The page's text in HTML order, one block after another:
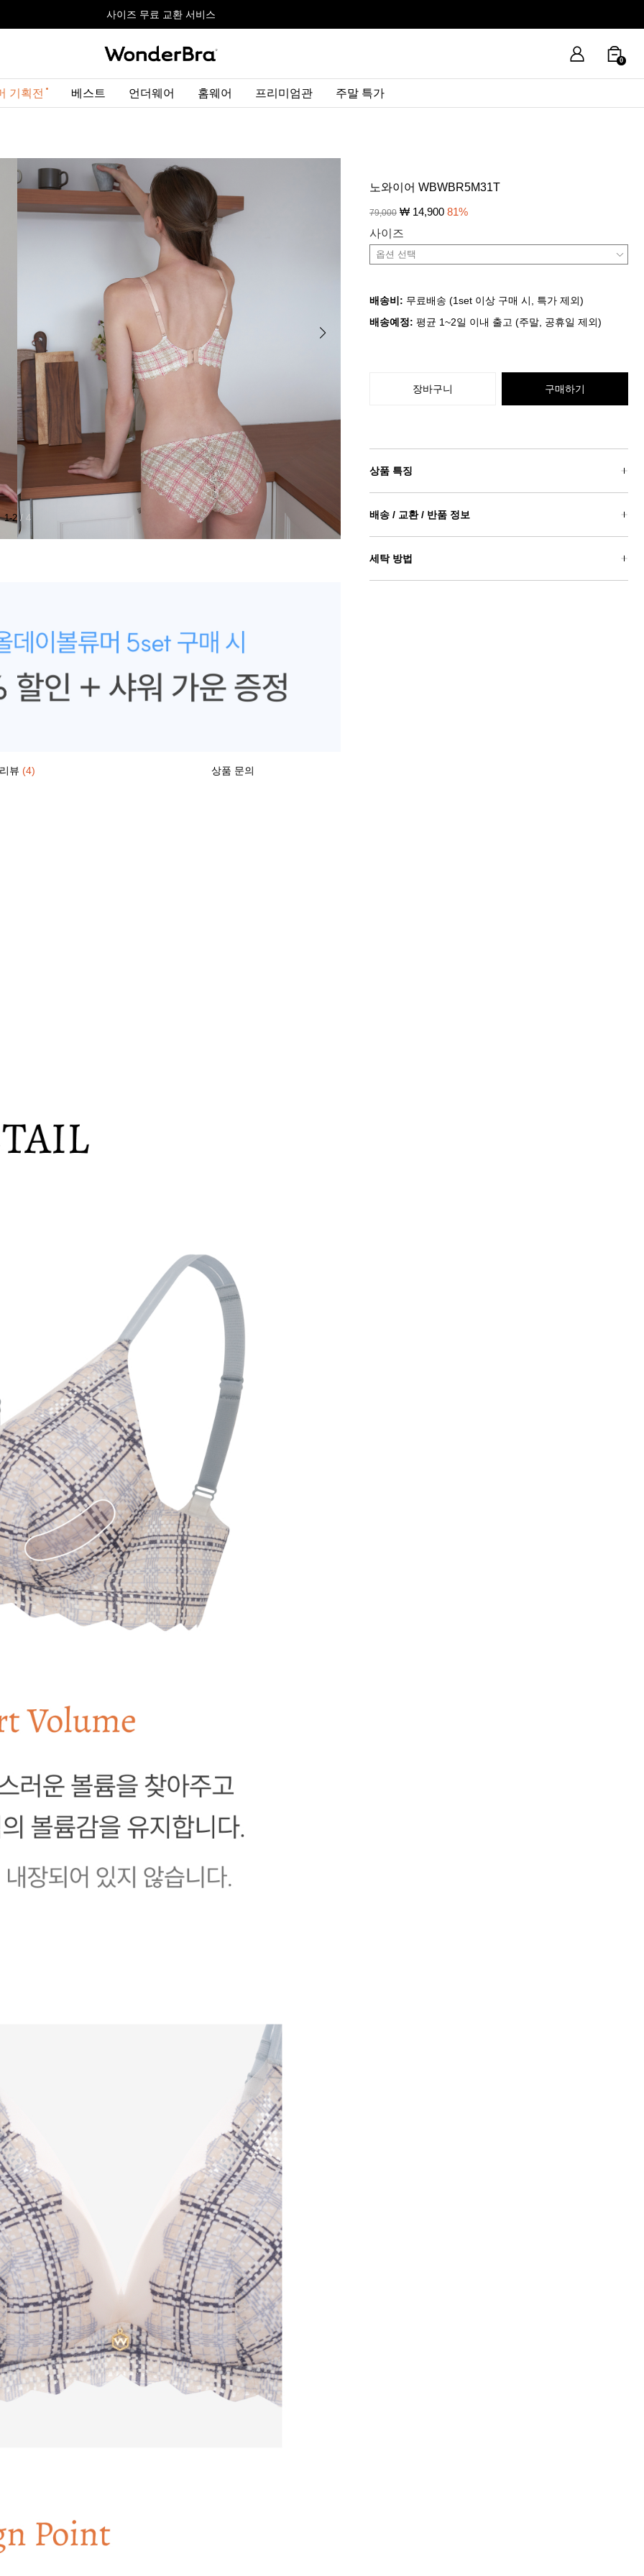
사이즈 무료 교환 서비스
올데이볼류머 기획전최대 10% 할인 쿠폰 + 사은품 증정
사이즈 무료 교환 서비스
올데이볼류머 기획전최대 10% 할인 쿠폰 + 사은품 증정
0
기획전 베스트 언더웨어 홈웨어 프리미엄관 주말 특가
1-2/ 4
뷰 (4) 상품 문의
노와이어 WBWBR5M31T
79,000 ₩ 14,900 81%
사이즈
배송비: 무료배송 (1set 이상 구매 시, 특가 제외)
배송예정: 평균 1~2일 이내 출고 (주말, 공휴일 제외)
장바구니 구매하기
상품 특징
배송 / 교환 / 반품 정보
세탁 방법